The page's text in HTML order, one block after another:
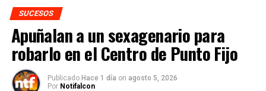
SUCESOS
Apuñalan a un sexagenario para
robarlo en el Centro de Punto Fijo
Publicado Hace 1 día on agosto 5, 2026
Por Notifalcon